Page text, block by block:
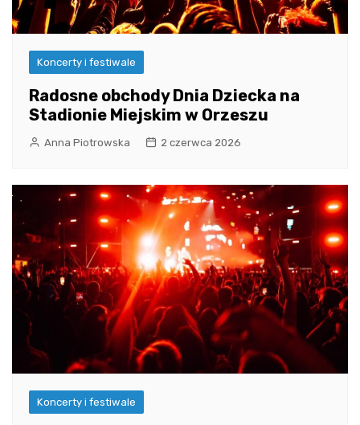
Koncerty i festiwale
Radosne obchody Dnia Dziecka na
Stadionie Miejskim w Orzeszu
Anna Piotrowska 2 czerwca 2026
Koncerty i festiwale